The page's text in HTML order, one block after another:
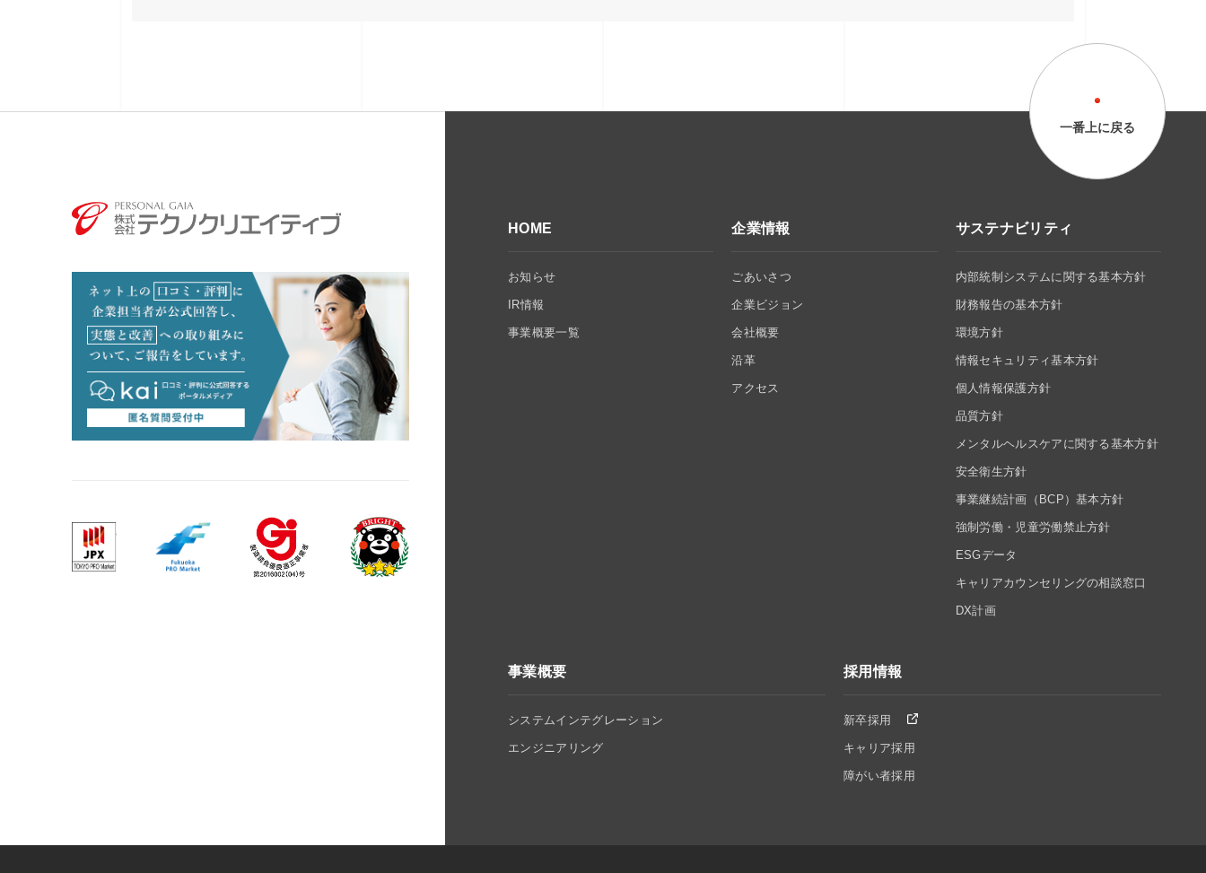
一番上に戻る
HOME
お知らせ
IR情報
事業概要一覧
企業情報
ごあいさつ
企業ビジョン
会社概要
沿革
アクセス
サステナビリティ
内部統制システムに関する基本方針
財務報告の基本方針
環境方針
情報セキュリティ基本方針
個人情報保護方針
品質方針
メンタルヘルスケアに関する基本方針
安全衛生方針
事業継続計画（BCP）基本方針
強制労働・児童労働禁止方針
ESGデータ
キャリアカウンセリングの相談窓口
DX計画
事業概要
システムインテグレーション
エンジニアリング
採用情報
新卒採用
キャリア採用
障がい者採用